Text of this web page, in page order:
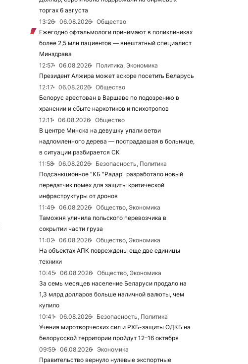
торгах 6 августа
13:26
06.08.2026
Общество
Ежегодно офтальмологи принимают в поликлиниках
более 2,5 млн пациентов — внештатный специалист
Минздрава
12:57
06.08.2026
Политика, Экономика
Президент Алжира может вскоре посетить Беларусь
12:17
06.08.2026
Общество
Белорус арестован в Варшаве по подозрению в
хранении и сбыте наркотиков и психотропов
12:11
06.08.2026
Общество
В центре Минска на девушку упали ветви
надломленного дерева — пострадавшая в больнице,
в ситуации разбирается СК
11:58
06.08.2026
Безопасность, Политика
Подсанкционное "КБ "Радар" разработало новый
передатчик помех для защиты критической
инфраструктуры от дронов
11:49
06.08.2026
Общество, Экономика
Таможня уличила польского перевозчика в
сокрытии части груза
11:02
06.08.2026
Общество, Экономика
На объектах АПК повреждены еще две единицы
техники
10:45
06.08.2026
Общество, Экономика
За семь месяцев население Беларуси продало на
1,3 млрд долларов больше наличной валюты, чем
купило
10:41
06.08.2026
Безопасность, Политика
Учения миротворческих сил и РХБ-защиты ОДКБ на
белорусской территории пройдут 12–16 октября
09:59
06.08.2026
Экономика
Правительство вернуло нулевые экспортные